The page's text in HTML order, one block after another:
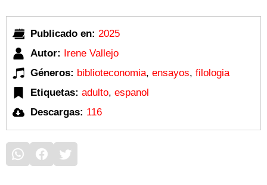
Publicado en: 2025
Autor: Irene Vallejo
Géneros: biblioteconomia, ensayos, filologia
Etiquetas: adulto, espanol
Descargas: 116